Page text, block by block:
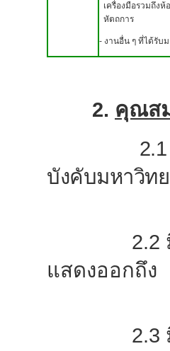
เครื่องมือรวมถึงห้
หัตถการ
- งานอื่น ๆ ที่ได้รับ
2. คุณส
2.1 มีคุ
บังคับมหาวิท
แม่ฟ้
2.2
แสดงออกถึง
ความเชื่
2.3